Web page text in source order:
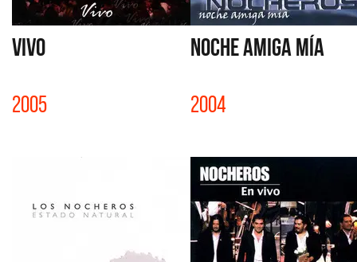
VIVO
2005
NOCHE AMIGA MÍA
2004